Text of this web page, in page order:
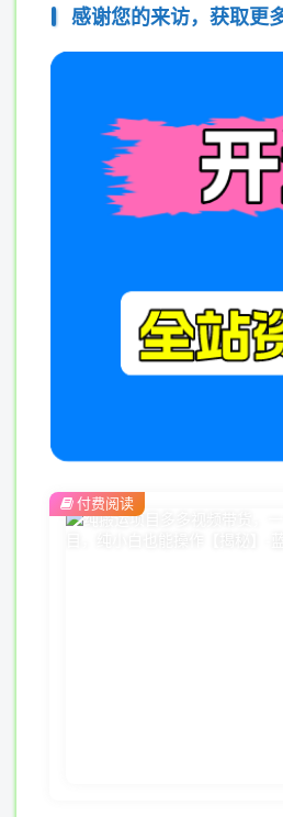
感谢您的来访，获取更
付费阅读